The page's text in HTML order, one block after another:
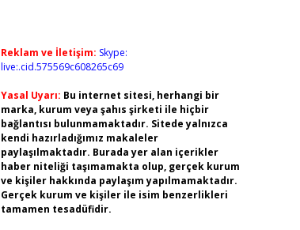
Reklam ve İletişim: Skype:
live:.cid.575569c608265c69
Yasal Uyarı: Bu internet sitesi, herhangi bir
marka, kurum veya şahıs şirketi ile hiçbir
bağlantısı bulunmamaktadır. Sitede yalnızca
kendi hazırladığımız makaleler
paylaşılmaktadır. Burada yer alan içerikler
haber niteliği taşımamakta olup, gerçek kurum
ve kişiler hakkında paylaşım yapılmamaktadır.
Gerçek kurum ve kişiler ile isim benzerlikleri
tamamen tesadüfidir.